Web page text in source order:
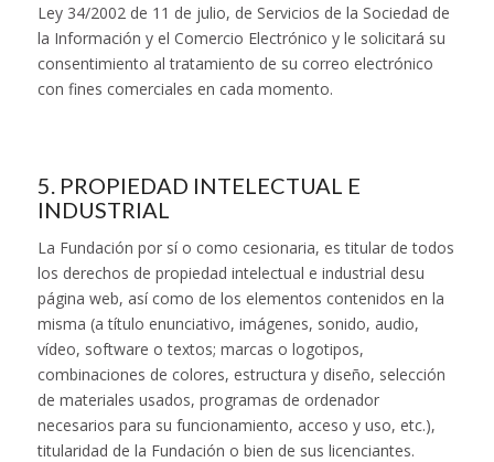
Ley 34/2002 de 11 de julio, de Servicios de la Sociedad de
la Información y el Comercio Electrónico y le solicitará su
consentimiento al tratamiento de su correo electrónico
con fines comerciales en cada momento.
5. PROPIEDAD INTELECTUAL E
INDUSTRIAL
La Fundación por sí o como cesionaria, es titular de todos
los derechos de propiedad intelectual e industrial desu
página web, así como de los elementos contenidos en la
misma (a título enunciativo, imágenes, sonido, audio,
vídeo, software o textos; marcas o logotipos,
combinaciones de colores, estructura y diseño, selección
de materiales usados, programas de ordenador
necesarios para su funcionamiento, acceso y uso, etc.),
titularidad de la Fundación o bien de sus licenciantes.